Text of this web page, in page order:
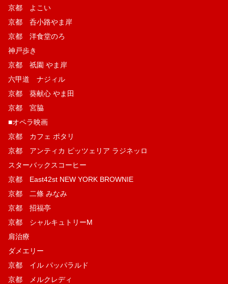
京都 よこい
京都 呑小路やま岸
京都 洋食堂のろ
神戸歩き
京都 祇園 やま岸
六甲道 ナジィル
京都 葵献心 やま田
京都 宮脇
■オペラ映画
京都 カフェ ポタリ
京都 アンティカ ピッツェリア ラジネッロ
スターバックスコーヒー
京都 East42st NEW YORK BROWNIE
京都 二條 みなみ
京都 招福亭
京都 シャルキュトリーM
肩治療
ダメエリー
京都 イル パッパラルド
京都 メルクレディ